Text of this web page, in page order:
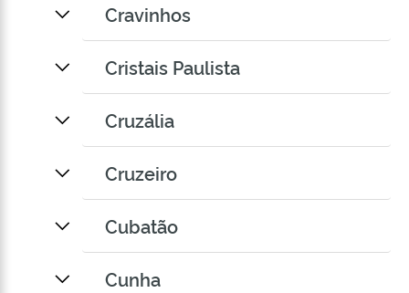
Cravinhos
Cristais Paulista
Cruzália
Cruzeiro
Cubatão
Cunha